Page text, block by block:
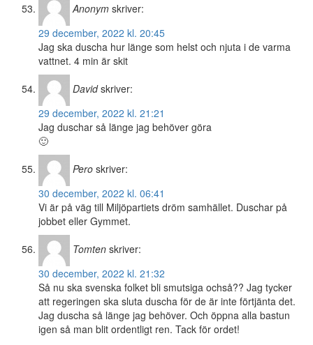
Anonym skriver:
29 december, 2022 kl. 20:45
Jag ska duscha hur länge som helst och njuta i de varma
vattnet. 4 min är skit
David skriver:
29 december, 2022 kl. 21:21
Jag duschar så länge jag behöver göra
🙂
Pero skriver:
30 december, 2022 kl. 06:41
Vi är på väg till Miljöpartiets dröm samhället. Duschar på
jobbet eller Gymmet.
Tomten skriver:
30 december, 2022 kl. 21:32
Så nu ska svenska folket bli smutsiga ochså?? Jag tycker
att regeringen ska sluta duscha för de är inte förtjänta det.
Jag duscha så länge jag behöver. Och öppna alla bastun
igen så man blit ordentligt ren. Tack för ordet!